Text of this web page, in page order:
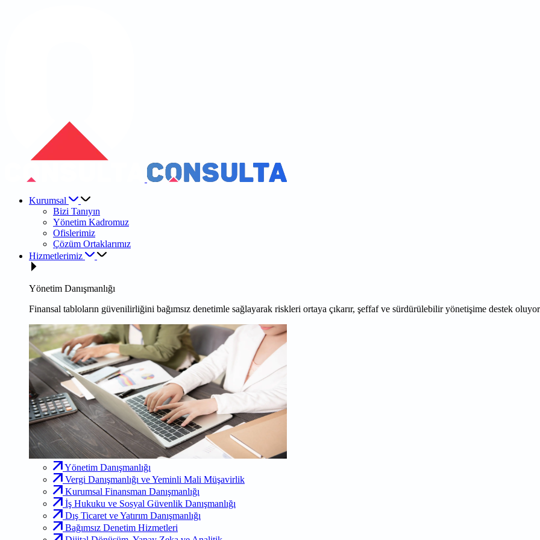
Kurumsal
Bizi Tanıyın
Yönetim Kadromuz
Ofislerimiz
Çözüm Ortaklarımız
Hizmetlerimiz
Yönetim Danışmanlığı
Finansal tabloların güvenilirliğini bağımsız denetimle sağlayarak riskleri ortaya çıkarır, şeffaf ve sürdürülebilir yönetişime destek
Yönetim Danışmanlığı
Vergi Danışmanlığı ve Yeminli Mali Müşavirlik
Kurumsal Finansman Danışmanlığı
İş Hukuku ve Sosyal Güvenlik Danışmanlığı
Dış Ticaret ve Yatırım Danışmanlığı
Bağımsız Denetim Hizmetleri